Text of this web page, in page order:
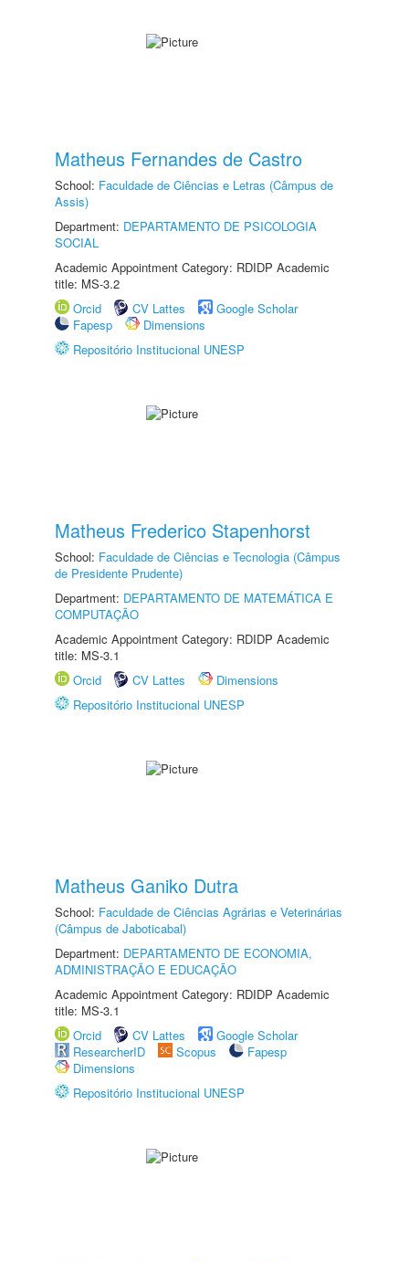
Matheus Fernandes de Castro
School: Faculdade de Ciências e Letras (Câmpus de
Assis)
Department: DEPARTAMENTO DE PSICOLOGIA
SOCIAL
Academic Appointment Category: RDIDP Academic
title: MS-3.2
Orcid
CV Lattes
Google Scholar
Fapesp
Dimensions
Repositório Institucional UNESP
Matheus Frederico Stapenhorst
School: Faculdade de Ciências e Tecnologia (Câmpus
de Presidente Prudente)
Department: DEPARTAMENTO DE MATEMÁTICA E
COMPUTAÇÃO
Academic Appointment Category: RDIDP Academic
title: MS-3.1
Orcid
CV Lattes
Dimensions
Repositório Institucional UNESP
Matheus Ganiko Dutra
School: Faculdade de Ciências Agrárias e Veterinárias
(Câmpus de Jaboticabal)
Department: DEPARTAMENTO DE ECONOMIA,
ADMINISTRAÇÃO E EDUCAÇÃO
Academic Appointment Category: RDIDP Academic
title: MS-3.1
Orcid
CV Lattes
Google Scholar
ResearcherID
Scopus
Fapesp
Dimensions
Repositório Institucional UNESP